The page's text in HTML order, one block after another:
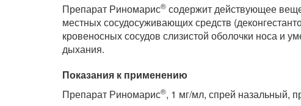
Препарат Риномарис® содержит действующее
местных сосудосуживающих средств
кровеносных сосудов слизистой оболочки носа и
дыхания.
Показания к применению
Препарат Риномарис®, 1 мг/мл, спрей назальный,